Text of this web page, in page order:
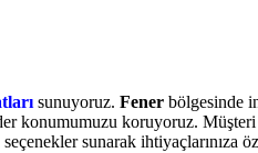
sunuyoruz. Fener bölgesinde
konumumuzu koruyoruz.
sunarak ihtiyaçlarınıza